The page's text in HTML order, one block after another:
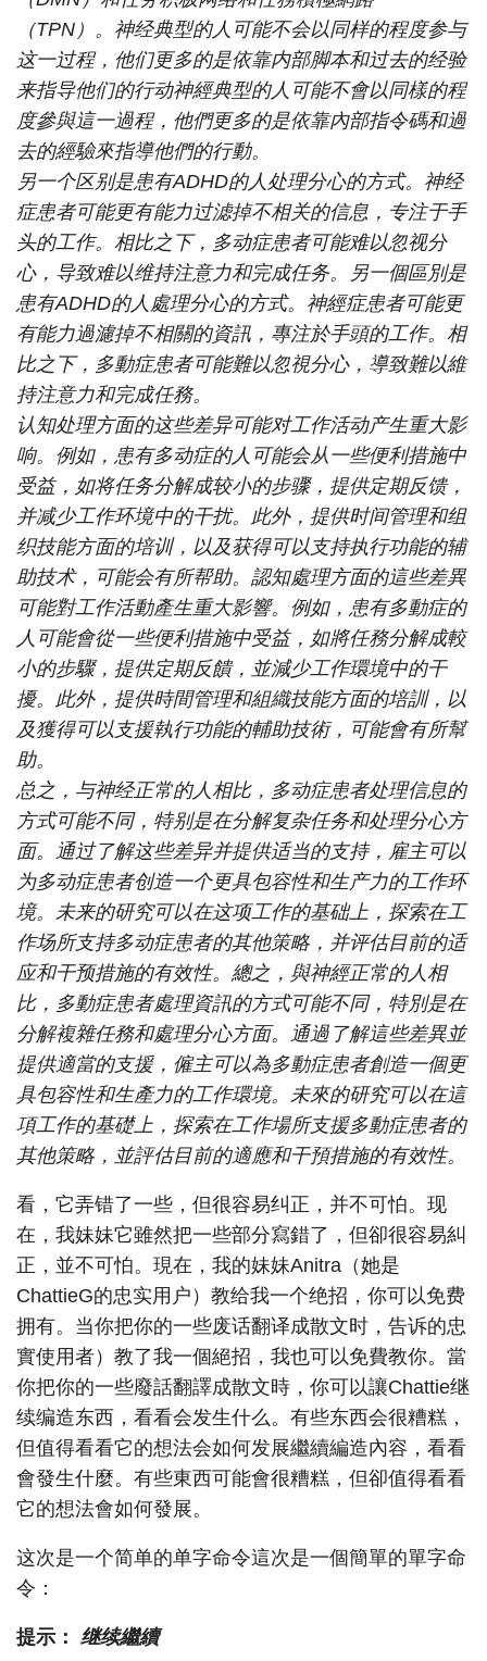
（TPN）。神经典型的人可能不会以同样的程度参与
这一过程，他们更多的是依靠内部脚本和过去的经验
来指导他们的行动神經典型的人可能不會以同樣的程
度參與這一過程，他們更多的是依靠內部指令碼和過
去的經驗來指導他們的行動。
另一个区别是患有ADHD的人处理分心的方式。神经
症患者可能更有能力过滤掉不相关的信息，专注于手
头的工作。相比之下，多动症患者可能难以忽视分
心，导致难以维持注意力和完成任务。另一個區別是
患有ADHD的人處理分心的方式。神經症患者可能更
有能力過濾掉不相關的資訊，專注於手頭的工作。相
比之下，多動症患者可能難以忽視分心，導致難以維
持注意力和完成任務。
认知处理方面的这些差异可能对工作活动产生重大影
响。例如，患有多动症的人可能会从一些便利措施中
受益，如将任务分解成较小的步骤，提供定期反馈，
并减少工作环境中的干扰。此外，提供时间管理和组
织技能方面的培训，以及获得可以支持执行功能的辅
助技术，可能会有所帮助。認知處理方面的這些差異
可能對工作活動產生重大影響。例如，患有多動症的
人可能會從一些便利措施中受益，如將任務分解成較
小的步驟，提供定期反饋，並減少工作環境中的干
擾。此外，提供時間管理和組織技能方面的培訓，以
及獲得可以支援執行功能的輔助技術，可能會有所幫
助。
总之，与神经正常的人相比，多动症患者处理信息的
方式可能不同，特别是在分解复杂任务和处理分心方
面。通过了解这些差异并提供适当的支持，雇主可以
为多动症患者创造一个更具包容性和生产力的工作环
境。未来的研究可以在这项工作的基础上，探索在工
作场所支持多动症患者的其他策略，并评估目前的适
应和干预措施的有效性。總之，與神經正常的人相
比，多動症患者處理資訊的方式可能不同，特別是在
分解複雜任務和處理分心方面。通過了解這些差異並
提供適當的支援，僱主可以為多動症患者創造一個更
具包容性和生產力的工作環境。未來的研究可以在這
項工作的基礎上，探索在工作場所支援多動症患者的
其他策略，並評估目前的適應和干預措施的有效性。
看，它弄错了一些，但很容易纠正，并不可怕。现
在，我妹妹它雖然把一些部分寫錯了，但卻很容易糾
正，並不可怕。現在，我的妹妹Anitra（她是
ChattieG的忠实用户）教给我一个绝招，你可以免费
拥有。当你把你的一些废话翻译成散文时，告诉的忠
實使用者）教了我一個絕招，我也可以免費教你。當
你把你的一些廢話翻譯成散文時，你可以讓Chattie继
续编造东西，看看会发生什么。有些东西会很糟糕，
但值得看看它的想法会如何发展繼續編造內容，看看
會發生什麼。有些東西可能會很糟糕，但卻值得看看
它的想法會如何發展。
这次是一个简单的单字命令這次是一個簡單的單字命
令：
提示： 继续繼續